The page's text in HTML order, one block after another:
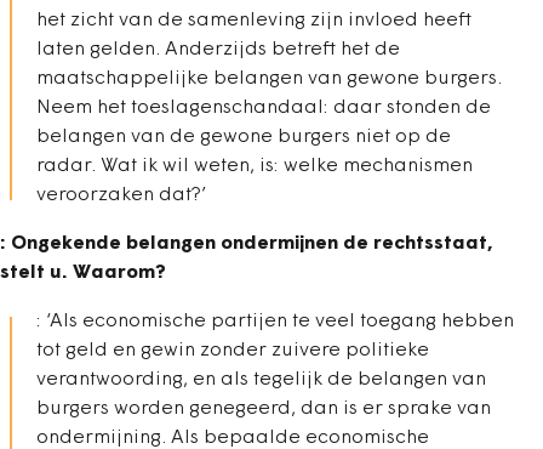
het zicht van de samenleving zijn invloed heeft
laten gelden. Anderzijds betreft het de
maatschappelijke belangen van gewone burgers.
Neem het toeslagenschandaal: daar stonden de
belangen van de gewone burgers niet op de
radar. Wat ik wil weten, is: welke mechanismen
veroorzaken dat?’
: Ongekende belangen ondermijnen de rechtsstaat,
stelt u. Waarom?
: ‘Als economische partijen te veel toegang hebben
tot geld en gewin zonder zuivere politieke
verantwoording, en als tegelijk de belangen van
burgers worden genegeerd, dan is er sprake van
ondermijning. Als bepaalde economische